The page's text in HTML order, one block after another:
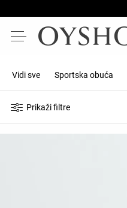
Vidi sve Sportska obuća
Prikaži filtre